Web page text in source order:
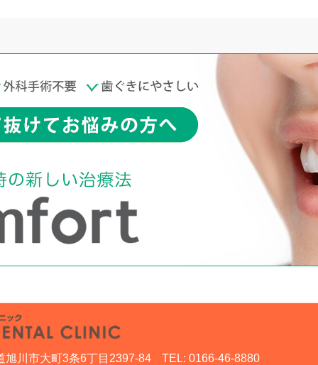
旭川市大町3条6丁目2397-84 TEL: 0166-46-8880